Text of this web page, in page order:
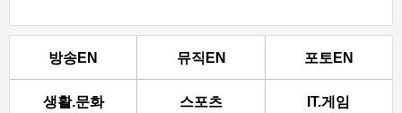
방송EN 뮤직EN 포토EN
생활.문화 스포츠 IT.게임